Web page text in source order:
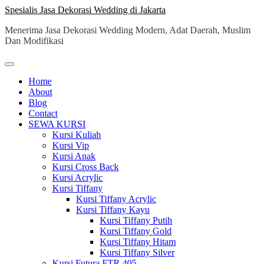
Skip
content
Spesialis Jasa Dekorasi Wedding di Jakarta
Menerima Jasa Dekorasi Wedding Modern, Adat Daerah, Muslim
Dan Modifikasi
Home
About
Blog
Contact
SEWA KURSI
Kursi Kuliah
Kursi Vip
Kursi Anak
Kursi Cross Back
Kursi Acrylic
Kursi Tiffany
Kursi Tiffany Acrylic
Kursi Tiffany Kayu
Kursi Tiffany Putih
Kursi Tiffany Gold
Kursi Tiffany Hitam
Kursi Tiffany Silver